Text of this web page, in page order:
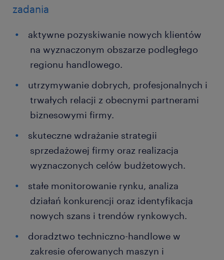
zadania
aktywne pozyskiwanie nowych klientów
na wyznaczonym obszarze podległego
regionu handlowego.
utrzymywanie dobrych, profesjonalnych i
trwałych relacji z obecnymi partnerami
biznesowymi firmy.
skuteczne wdrażanie strategii
sprzedażowej firmy oraz realizacja
wyznaczonych celów budżetowych.
stałe monitorowanie rynku, analiza
działań konkurencji oraz identyfikacja
nowych szans i trendów rynkowych.
doradztwo techniczno-handlowe w
zakresie oferowanych maszyn i